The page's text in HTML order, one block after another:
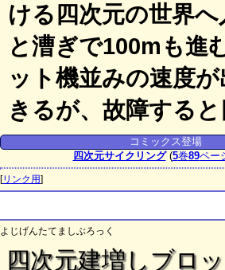
ける四次元の世界
と漕ぎで100mも進
ット機並みの速度
きるが、故障する
コミックス登場
四次元サイクリング(5巻89ペー
[リンク用]
よじげんたてましぶろっく
四次元建増しブロ